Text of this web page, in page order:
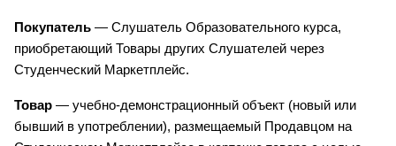
Покупатель — Слушатель Образовательного курса,
приобретающий Товары других Слушателей через
Студенческий Маркетплейс.
Товар — учебно-демонстрационный объект (новый или
бывший в употреблении), размещаемый Продавцом на